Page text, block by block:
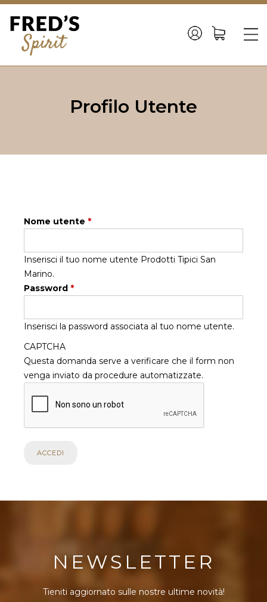
☰
Profilo Utente
Nome utente *
Inserisci il tuo nome utente Prodotti Tipici San
Marino.
Password *
Inserisci la password associata al tuo nome utente.
CAPTCHA
Questa domanda serve a verificare che il form non
venga inviato da procedure automatizzate.
NEWSLETTER
Tieniti aggiornato sulle nostre ultime novità!